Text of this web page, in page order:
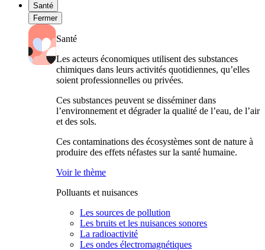
Santé
Fermer
Santé
Les acteurs économiques utilisent des substances
chimiques dans leurs activités quotidiennes, qu’elles
soient professionnelles ou privées.
Ces substances peuvent se disséminer dans
l’environnement et dégrader la qualité de l’eau, de l’air
et des sols.
Ces contaminations des écosystèmes sont de nature à
produire des effets néfastes sur la santé humaine.
Voir le thème
Polluants et nuisances
Les sources de pollution
Les bruits et les nuisances sonores
La radioactivité
Les ondes électromagnétiques